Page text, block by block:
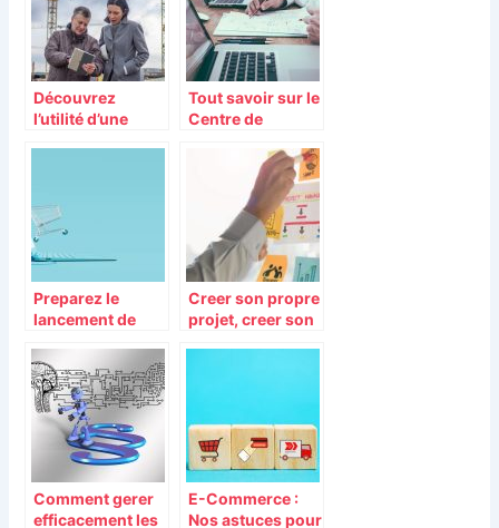
Découvrez
l’utilité d’une
Tout savoir sur le
Centre de
Entreprises ou
Preparez le
lancement de
commerce en
suivant nos
conseils
Creer son propre
projet, creer son
Comment gerer
efficacement les
E-Commerce :
Nos astuces pour